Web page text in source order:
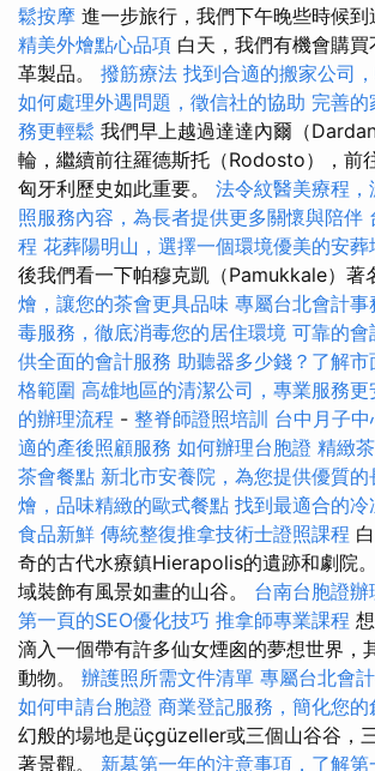
鬆按摩 進一步旅行，我們下午晚些時候到
精美外燴點心品項 白天，我們有機會購
革製品。 撥筋療法 找到合適的搬家公司
如何處理外遇問題，徵信社的協助 完善的
務更輕鬆 我們早上越過達達內爾（
輪，繼續前往羅德斯托（Rodosto），前
匈牙利歷史如此重要。 法令紋醫美療程
照服務內容，為長者提供更多關懷與陪伴
程 花葬陽明山，選擇一個環境優美的安葬
後我們看一下帕穆克凱（Pamukkale）著
燴，讓您的茶會更具品味 專屬台北會計事
毒服務，徹底消毒您的居住環境 可靠的會
供全面的會計服務 助聽器多少錢？了解
格範圍 高雄地區的清潔公司，專業服務更
的辦理流程 - 整脊師證照培訓 台中月子
適的產後照顧服務 如何辦理台胞證 精緻
茶會餐點 新北市安養院，為您提供優質的
燴，品味精緻的歐式餐點 找到最適合的
食品新鮮 傳統整復推拿技術士證照課程
奇的古代水療鎮Hierapolis的遺跡和劇院
域裝飾有風景如畫的山谷。 台南台胞證
第一頁的SEO優化技巧 推拿師專業課程
滴入一個帶有許多仙女煙囪的夢想世界，
動物。 辦護照所需文件清單 專屬台北會
如何申請台胞證 商業登記服務，簡化您的
幻般的場地是üçgüzeller或三個山谷谷，
著景觀。 新墓第一年的注意事項，了解